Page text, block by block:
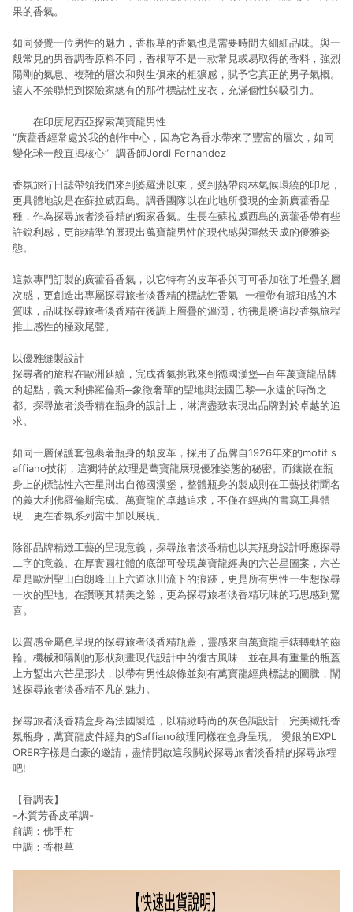
果的香氣。
如同發覺一位男性的魅力，香根草的香氣也是需要時間去細細品味。與一
般常見的男香調香原料不同，香根草不是一款常見或易取得的香料，強烈
陽剛的氣息、複雜的層次和與生俱來的粗獷感，賦予它真正的男子氣概。
讓人不禁聯想到探險家總有的那件標誌性皮衣，充滿個性與吸引力。
在印度尼西亞探索萬寶龍男性
“廣藿香經常處於我的創作中心，因為它為香水帶來了豐富的層次，如同
變化球一般直搗核心”─調香師Jordi Fernandez
香氛旅行日誌帶領我們來到婆羅洲以東，受到熱帶雨林氣候環繞的印尼，
更具體地說是在蘇拉威西島。調香團隊以在此地所發現的全新廣藿香品
種，作為探尋旅者淡香精的獨家香氣。生長在蘇拉威西島的廣藿香帶有些
許銳利感，更能精準的展現出萬寶龍男性的現代感與渾然天成的優雅姿
態。
這款專門訂製的廣藿香香氣，以它特有的皮革香與可可香加強了堆疊的層
次感，更創造出專屬探尋旅者淡香精的標誌性香氣─一種帶有琥珀感的木
質味，品味探尋旅者淡香精在後調上層疊的溫潤，彷彿是將這段香氛旅程
推上感性的極致尾聲。
以優雅縫製設計
探尋者的旅程在歐洲延續，完成香氣挑戰來到德國漢堡─百年萬寶龍品牌
的起點，義大利佛羅倫斯─象徵奢華的聖地與法國巴黎—永遠的時尚之
都。探尋旅者淡香精在瓶身的設計上，淋漓盡致表現出品牌對於卓越的追
求。
如同一層保護套包裹著瓶身的類皮革，採用了品牌自1926年來的motif s
affiano技術，這獨特的紋理是萬寶龍展現優雅姿態的秘密。而鑲嵌在瓶
身上的標誌性六芒星則出自德國漢堡，整體瓶身的製成則在工藝技術聞名
的義大利佛羅倫斯完成。萬寶龍的卓越追求，不僅在經典的書寫工具體
現，更在香氛系列當中加以展現。
除卻品牌精緻工藝的呈現意義，探尋旅者淡香精也以其瓶身設計呼應探尋
二字的意義。在厚實圓柱體的底部可發現萬寶龍經典的六芒星圖案，六芒
星是歐洲聖山白朗峰山上六道冰川流下的痕跡，更是所有男性一生想探尋
一次的聖地。在讚嘆其精美之餘，更為探尋旅者淡香精玩味的巧思感到驚
喜。
以質感金屬色呈現的探尋旅者淡香精瓶蓋，靈感來自萬寶龍手錶轉動的齒
輪。機械和陽剛的形狀刻畫現代設計中的復古風味，並在具有重量的瓶蓋
上方鏨出六芒星形狀，以帶有男性線條並刻有萬寶龍經典標誌的圖騰，闡
述探尋旅者淡香精不凡的魅力。
探尋旅者淡香精盒身為法國製造，以精緻時尚的灰色調設計，完美襯托香
氛瓶身，萬寶龍皮件經典的Saffiano紋理同樣在盒身呈現。 燙銀的EXPL
ORER字樣是自豪的邀請，盡情開啟這段關於探尋旅者淡香精的探尋旅程
吧!
【香調表】
-木質芳香皮革調-
前調：佛手柑
中調：香根草